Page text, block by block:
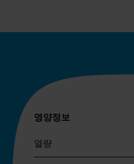
영양정보
열량